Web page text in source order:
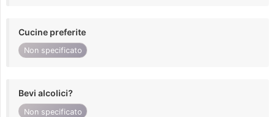
Cucine preferite
Non specificato
Bevi alcolici?
Non specificato